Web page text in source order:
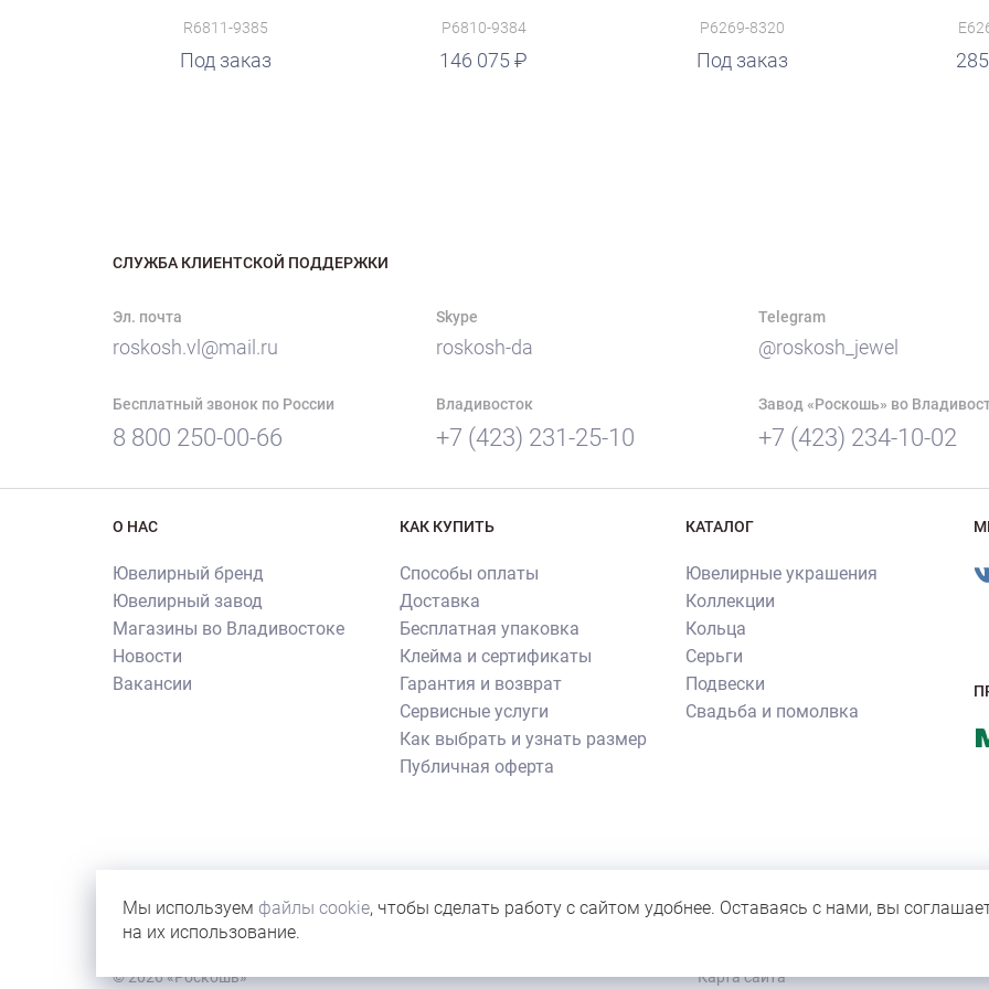
R6811-9385
Под заказ
P6810-9384
146 075
руб.
P6269-8320
Под заказ
руб.
СЛУЖБА КЛИЕНТСКОЙ ПОДДЕРЖКИ
Эл. почта
roskosh.vl@mail.ru
Skype
roskosh-da
Telegram
@roskosh_jewel
Бесплатный звонок по России
8 800 250-00-66
Владивосток
+7 (423) 231-25-10
Завод «Роскошь» во
+7 (423) 234-10-02
О НАС
Ювелирный бренд
Ювелирный завод
Магазины во Владивостоке
Новости
Вакансии
КАК КУПИТЬ
Способы оплаты
Доставка
Бесплатная упаковка
Клейма и сертификаты
Гарантия и возврат
Сервисные услуги
Как выбрать и узнать размер
Публичная оферта
КАТАЛОГ
Ювелирные украшения
Коллекции
Кольца
Серьги
Подвески
Свадьба и помолвка
их копирования и использования требуется письменное согласие правообладателя. Все прочие фотографии не
иллюстрации новостей бренда или с учебной целью для персонала компании.
© 2026 «Роскошь» Карта сайта
Мы используем файлы cookie, чтобы сделать работу с сайтом удобнее. Оставаясь с нами, вы
на их использование.